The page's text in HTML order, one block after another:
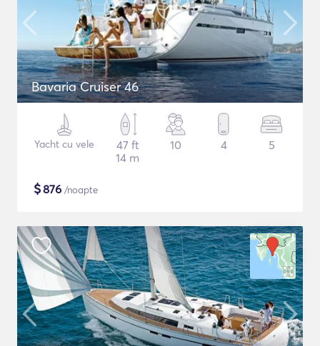
Bavaria Cruiser 46
Yacht cu vele
47 ft
14 m
10 4 5
$876 /noapte